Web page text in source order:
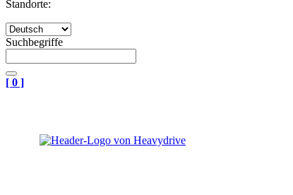
Standorte:
Suchbegriffe
[ 0 ]